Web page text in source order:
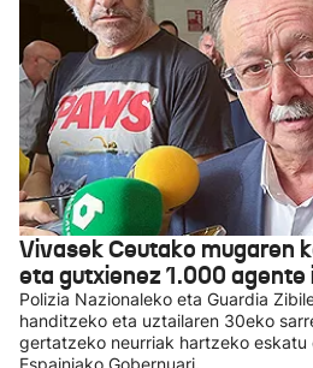
Vivasek Ceutako mugaren
eta gutxienez 1.000
Polizia Nazionaleko eta Guardia
handitzeko eta uztailaren 30eko
gertatzeko neurriak hartzeko
Espainiako Gobernuari.